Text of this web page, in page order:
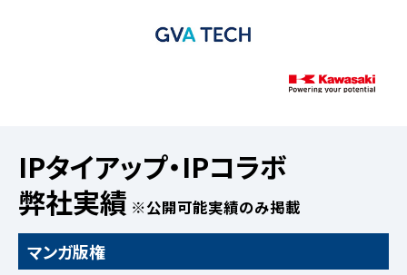
IPタイアップ・IPコラボ
弊社実績 ※公開可能実績のみ掲載
マンガ版権